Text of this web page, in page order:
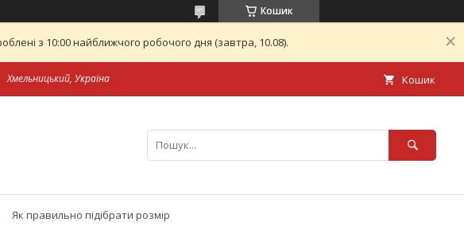
Кошик
з 10:00 найближчого робочого дня (завтра, 10.08).
Хмельницький, Україна Кошик
Як правильно підібрати розмір